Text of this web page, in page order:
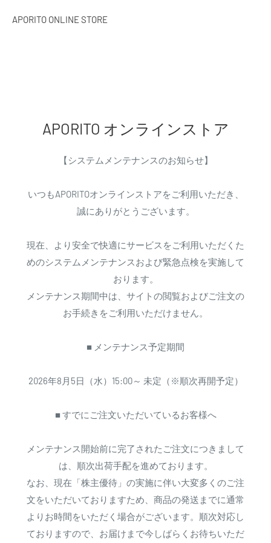
APORITO ONLINE STORE
APORITO オンラインストア
【システムメンテナンスのお知らせ】
いつもAPORITOオンラインストアをご利用いただき、
誠にありがとうございます。
現在、より安全で快適にサービスをご利用いただくた
めのシステムメンテナンスおよび緊急点検を実施して
おります。
メンテナンス期間中は、サイトの閲覧およびご注文の
お手続きをご利用いただけません。
■ メンテナンス予定期間
2026年8月5日（水）15:00～ 未定（※順次再開予定）
■ すでにご注文いただいているお客様へ
メンテナンス開始前に完了されたご注文につきまして
は、順次出荷手配を進めております。
なお、現在「株主優待」の実施に伴い大変多くのご注
文をいただいておりますため、商品の発送までに通常
よりお時間をいただく場合がございます。順次対応し
ておりますので、お届けまで今しばらくお待ちいただ